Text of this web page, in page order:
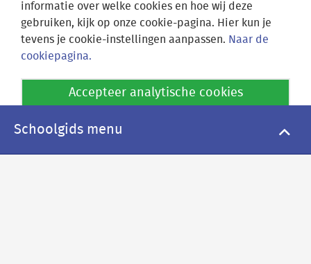
Schoolgids menu
informatie over welke cookies en hoe wij deze
gebruiken, kijk op onze cookie-pagina. Hier kun je
tevens je cookie-instellingen aanpassen. Naar de
cookiepagina.
Accepteer analytische cookies
Weiger analytische cookies
Fruinlaan 15
Locatie Socrates